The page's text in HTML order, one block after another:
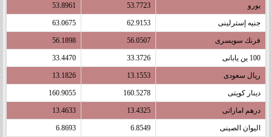
يورو 53.7723
53.8961
جنيه إسترلينى 62.9153
63.0675
فرنك سويسرى 56.0507
56.1898
100 ين يابانى 33.3726
33.4470
ريال سعودى 13.1553
13.1826
دينار كويتى 160.5278
160.9055
درهم اماراتى 13.4325
13.4633
اليوان الصينى 6.8549
6.8693